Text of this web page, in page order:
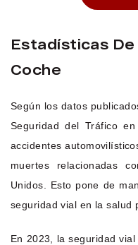
Estadísticas
Coche
Según los datos
Seguridad del Tráfico
accidentes
muertes relacionadas
Unidos. Esto pone de
seguridad vial en la salud
En 2023, la seguridad